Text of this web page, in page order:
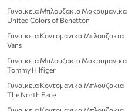
Γυναικεια Μπλουζακια Μακρυμανικα
United Colors of Benetton
Γυναικεια Κοντομανικα Μπλουζακια
Vans
Γυναικεια Μπλουζακια Μακρυμανικα
Tommy Hilfiger
Γυναικεια Κοντομανικα Μπλουζακια
The North Face